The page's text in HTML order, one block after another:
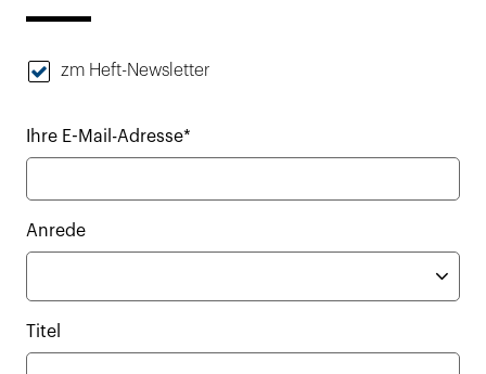
zm Heft-Newsletter
Ihre E-Mail-Adresse*
Anrede
Titel